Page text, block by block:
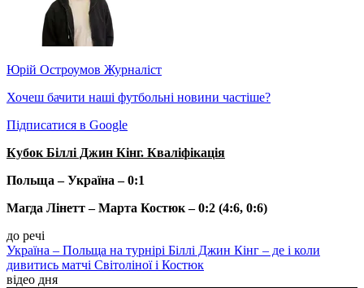
Юрій Остроумов Журналіст
Хочеш бачити наші футбольні новини частіше?
Підписатися в Google
Кубок Біллі Джин Кінг. Кваліфікація
Польща – Україна – 0:1
Магда Лінетт – Марта Костюк – 0:2 (4:6, 0:6)
до речі
Україна – Польща на турнірі Біллі Джин Кінг – де і коли
дивитись матчі Світоліної і Костюк
відео дня